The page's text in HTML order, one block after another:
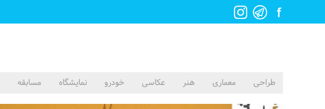
طراحی معماری هنر عکاسی خودرو نمایشگاه مسابقه